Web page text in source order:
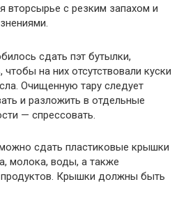
вторсырье с резким запахом и
сдать пэт бутылки,
на них отсутствовали куски
Очищенную тару следует
и разложить в отдельные
— спрессовать.
сдать пластиковые крышки
молока, воды, а также
Крышки должны быть